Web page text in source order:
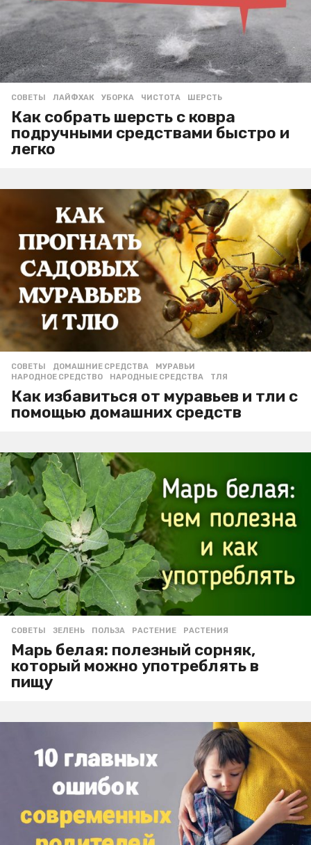
СОВЕТЫ ЛАЙФХАК ,УБОРКА ,ЧИСТОТА ,ШЕРСТЬ
Как собрать шерсть с ковра
подручными средствами быстро и
легко
СОВЕТЫ ДОМАШНИЕ СРЕДСТВА ,МУРАВЬИ
НАРОДНОЕ СРЕДСТВО
,НАРОДНЫЕ СРЕДСТВА ,ТЛЯ
Как избавиться от муравьев и тли с
помощью домашних средств
СОВЕТЫ ЗЕЛЕНЬ ,ПОЛЬЗА ,РАСТЕНИЕ ,РАСТЕНИЯ
Марь белая: полезный сорняк,
который можно употреблять в
пищу